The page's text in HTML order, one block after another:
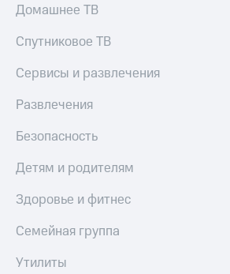
Домашнее ТВ
Спутниковое ТВ
Сервисы и развлечения
Развлечения
Безопасность
Детям и родителям
Здоровье и фитнес
Семейная группа
Утилиты